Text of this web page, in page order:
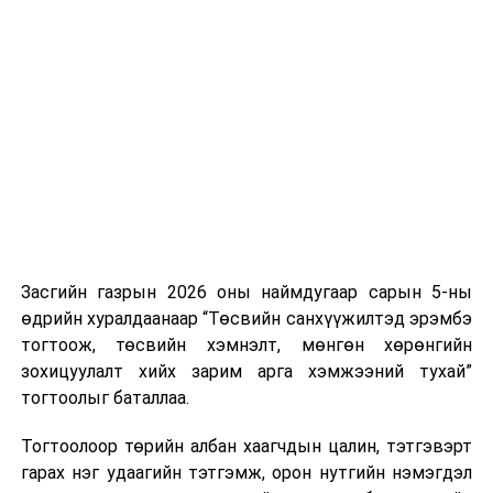
Шинэ хууль Францын зах зээлд үйлчилдэг гадаадын
дуудлагын төвүүдэд нөлөөлөхөөр байна. Тухайлбал,
Мароккогийн дуудлагын төвүүдийн орлогын 80 гаруй
хувь Францын зах зээлээс бүрддэг бөгөөд тус улсын
40–50 мянган ажлын байр эрсдэлд орж болзошгүйг
Засгийн газрын 2026 оны наймдугаар сарын 5-ны
өдрийн хуралдаанаар “Төсвийн санхүүжилтэд эрэмбэ
тогтоож, төсвийн хэмнэлт, мөнгөн хөрөнгийн
зохицуулалт хийх зарим арга хэмжээний тухай”
тогтоолыг баталлаа.
Тогтоолоор төрийн албан хаагчдын цалин, тэтгэвэрт
гарах нэг удаагийн тэтгэмж, орон нутгийн нэмэгдэл